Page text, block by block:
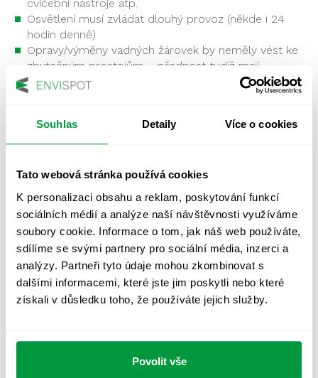
Souhlas Detaily Více o cookies
Tato webová stránka používá cookies
K personalizaci obsahu a reklam, poskytování funkcí
sociálních médií a analýze naší návštěvnosti využíváme
soubory cookie. Informace o tom, jak náš web používáte,
sdílíme se svými partnery pro sociální média, inzerci a
analýzy. Partneři tyto údaje mohou zkombinovat s
dalšími informacemi, které jste jim poskytli nebo které
získali v důsledku toho, že používáte jejich služby.
Povolit vše
cvičební nástroje atp.
Osvětlení musí zvládat dlouhý provoz (někde i 24
hodin denně)
Opravy/výměny vadných žárovek by neměly vést ke
zbytečným prostojům – přednost tudíž mají
bezúdržbové systémy
Dodatečné nasvícení určených prostor dle
Řízené “chytré” ovládání celého osvětlovacího
systému
podmínek pro průmyslovou halu (dle požadavku
Státního zdravotního ústavu, SZÚ)
RÁDI SVĚTLO PRO VAŠI VÝROBU
ZMĚŘÍME!